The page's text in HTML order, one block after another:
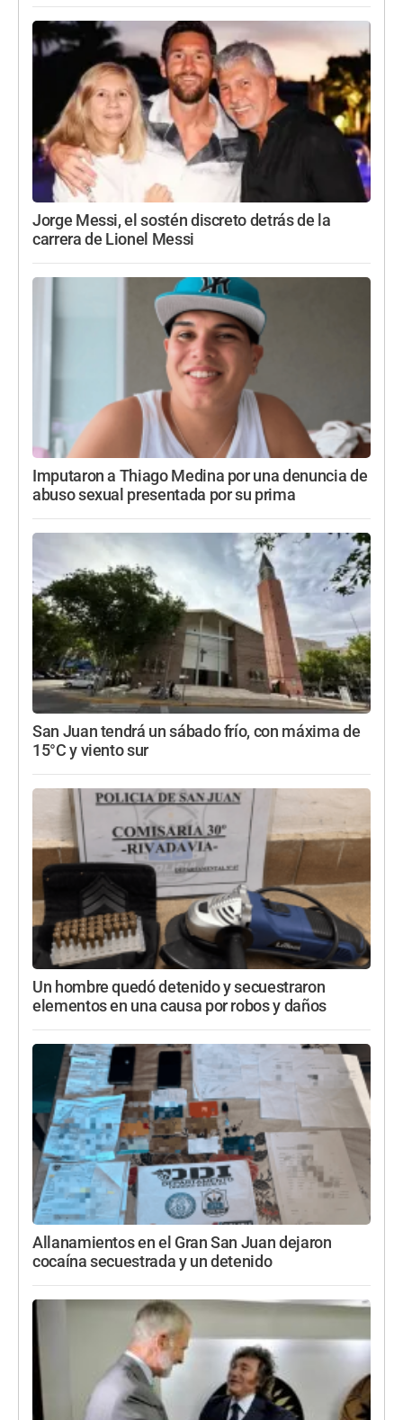
Jorge Messi, el sostén discreto detrás de la
carrera de Lionel Messi
Imputaron a Thiago Medina por una denuncia de
abuso sexual presentada por su prima
San Juan tendrá un sábado frío, con máxima de
15°C y viento sur
Un hombre quedó detenido y secuestraron
elementos en una causa por robos y daños
Allanamientos en el Gran San Juan dejaron
cocaína secuestrada y un detenido